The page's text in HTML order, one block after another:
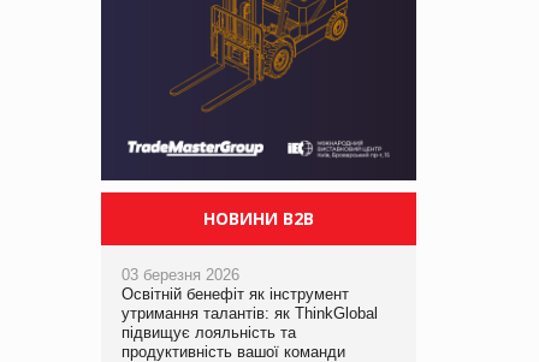
НОВИНИ B2B
03 березня 2026
Освітній бенефіт як інструмент
утримання талантів: як ThinkGlobal
підвищує лояльність та
продуктивність вашої команди